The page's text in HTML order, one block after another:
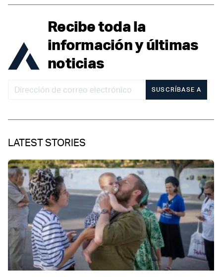
Recibe toda la
información y últimas
noticias
SUSCRÍBASE A
LATEST STORIES